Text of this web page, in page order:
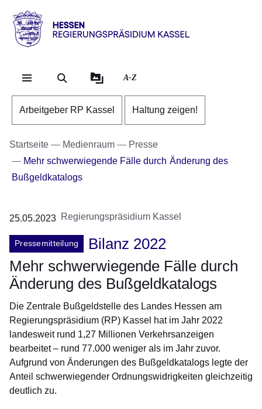
Direkt zum Kopf der
Direkt zum Inhalt
Direkt zum Fuß der
Hessen
RP
A-Z
Arbeitgeber RP Kassel Haltung zeigen!
Startseite Medienraum
Presse
Mehr schwerwiegende Fälle durch Änderung des
Bußgeldkatalogs
25.05.2023 Regierungspräsidium Kassel
Pressemitteilung
Bilanz 2022
Mehr schwerwiegende Fälle durch
Änderung des Bußgeldkatalogs
Die Zentrale Bußgeldstelle des Landes Hessen am
Regierungspräsidium (RP) Kassel hat im Jahr 2022
landesweit rund 1,27 Millionen Verkehrsanzeigen
bearbeitet – rund 77.000 weniger als im Jahr zuvor.
Aufgrund von Änderungen des Bußgeldkatalogs legte der
Anteil schwerwiegender Ordnungswidrigkeiten gleichzeitig
deutlich zu.